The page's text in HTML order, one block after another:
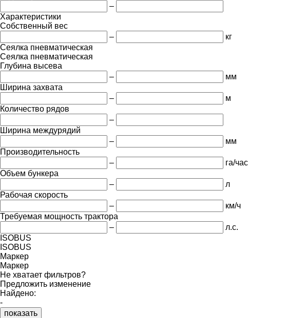
–
Характеристики
Собственный вес
–
кг
Сеялка пневматическая
Сеялка пневматическая
Глубина высева
–
мм
Ширина захвата
–
м
Количество рядов
–
Ширина междурядий
–
мм
Производительность
–
га/час
Объем бункера
–
л
Рабочая скорость
–
км/ч
Требуемая мощность трактора
–
л.с.
ISOBUS
ISOBUS
Маркер
Маркер
Не хватает фильтров?
Предложить изменение
Найдено:
-
показать